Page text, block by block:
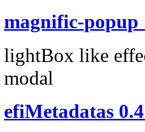
magnific-popup
lightBox like
modal
efiMetadatas